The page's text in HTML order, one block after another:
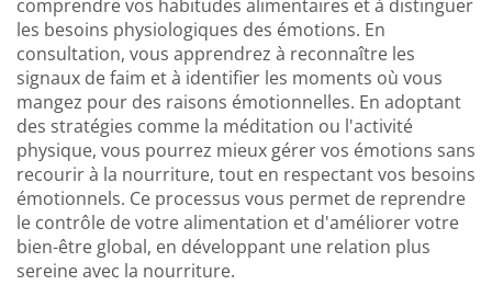
comprendre vos habitudes alimentaires et à distinguer
les besoins physiologiques des émotions. En
consultation, vous apprendrez à reconnaître les
signaux de faim et à identifier les moments où vous
mangez pour des raisons émotionnelles. En adoptant
des stratégies comme la méditation ou l'activité
physique, vous pourrez mieux gérer vos émotions sans
recourir à la nourriture, tout en respectant vos besoins
émotionnels. Ce processus vous permet de reprendre
le contrôle de votre alimentation et d'améliorer votre
bien-être global, en développant une relation plus
sereine avec la nourriture.